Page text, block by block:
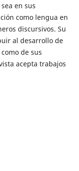
en sus
como lengua en
discursivos. Su
al desarrollo de
de sus
acepta trabajos